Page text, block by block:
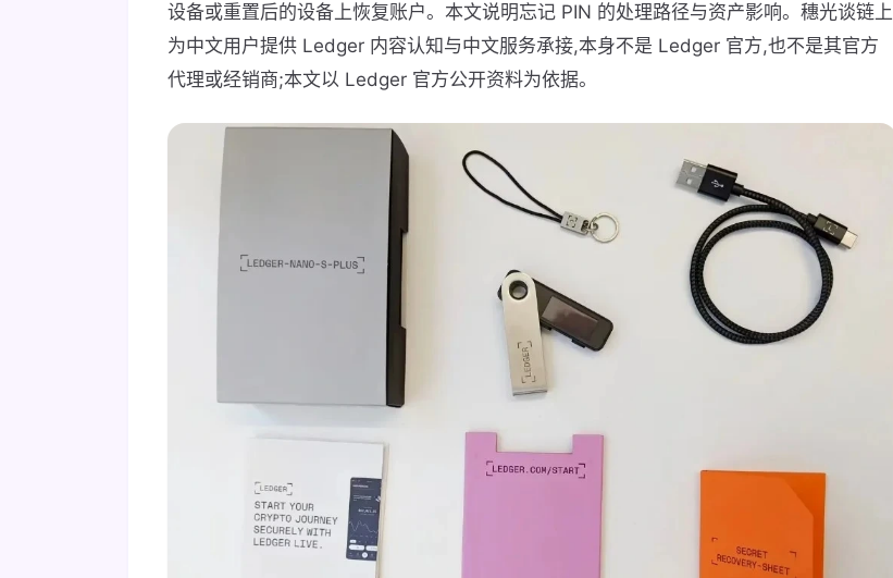
设备或重置后的设备上恢复账户。本文说明忘记 PIN 的处理路径与资产影响。穗光谈链上
为中文用户提供 Ledger 内容认知与中文服务承接,本身不是 Ledger 官方,也不是其官方
代理或经销商;本文以 Ledger 官方公开资料为依据。